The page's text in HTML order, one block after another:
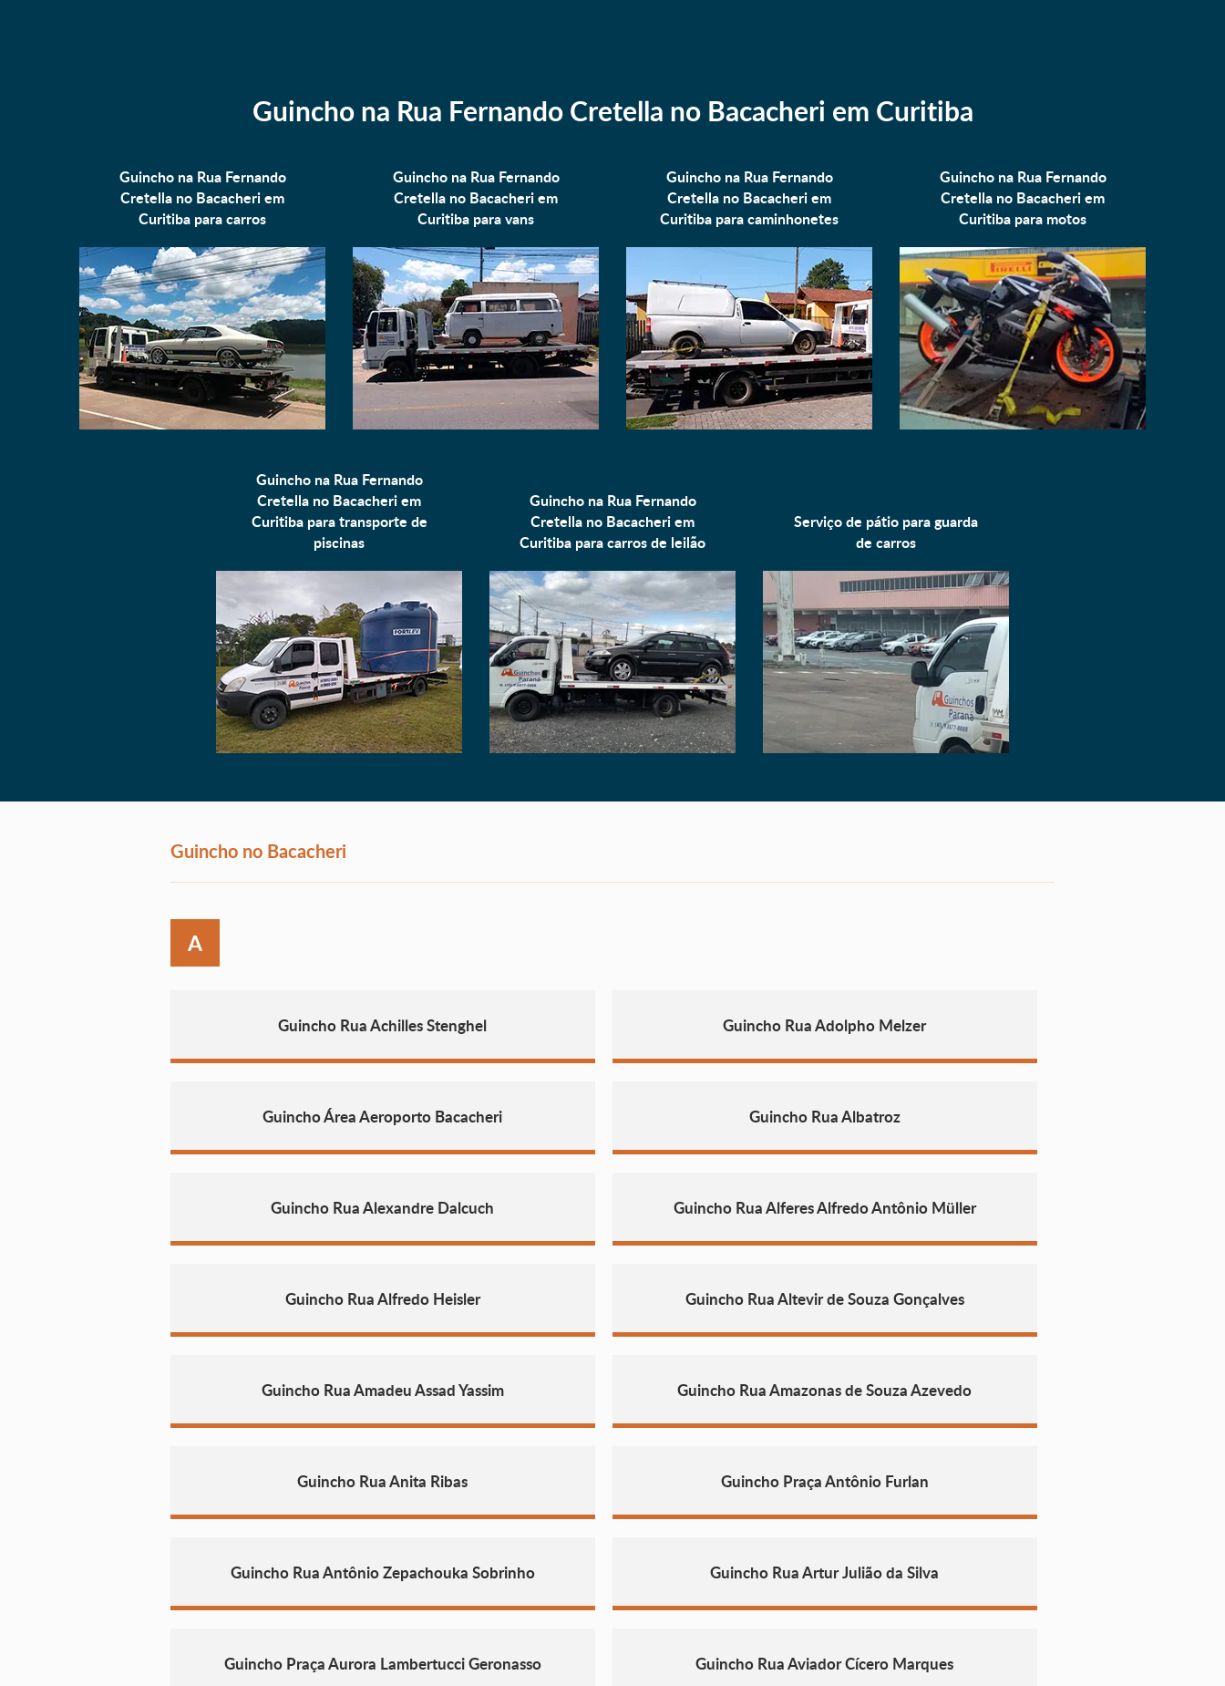
Guincho na Rua Fernando Cretella no Bacacheri em Curitiba
Guincho na Rua Fernando
Cretella no Bacacheri em
Curitiba paracarros
Guincho na Rua Fernando
Cretella no Bacacheri em
Curitiba paravans
Guincho na Rua Fernando
Cretella no Bacacheri em
Curitiba paracaminhonetes
Guincho na Rua Fernando
Cretella no Bacacheri em
Curitiba para motos
Guincho na Rua Fernando
Cretella no Bacacheri em
Curitiba paratransporte de
piscinas
Guincho na Rua Fernando
Cretella no Bacacheri em
Curitiba paracarros de leilão
Serviço de pátio paraguarda
de carros
Guincho no Bacacheri
A
Guincho Rua Achilles Stenghel Guincho Rua Adolpho Melzer
Guincho Área Aeroporto Bacacheri Guincho Rua Albatroz
Guincho Rua Alexandre Dalcuch Guincho Rua Alferes Alfredo Antônio Müller
Guincho Rua Alfredo Heisler Guincho Rua Altevir de Souza Gonçalves
Guincho Rua Amadeu Assad Yassim Guincho Rua Amazonas de Souza Azevedo
Guincho Rua Anita Ribas Guincho Praça Antônio Furlan
Guincho Rua Antônio Zepachouka Sobrinho Guincho Rua Artur Julião da Silva
Guincho Praça Aurora Lambertucci Geronasso Guincho Rua Aviador Cícero Marques